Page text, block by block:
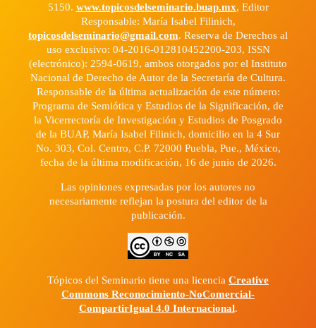
5150. www.topicosdelseminario.buap.mx, Editor
Responsable: María Isabel Filinich,
topicosdelseminario@gmail.com. Reserva de Derechos al
uso exclusivo: 04-2016-012810452200-203, ISSN
(electrónico): 2594-0619, ambos otorgados por el Instituto
Nacional de Derecho de Autor de la Secretaría de Cultura.
Responsable de la última actualización de este número:
Programa de Semiótica y Estudios de la Significación, de
la Vicerrectoría de Investigación y Estudios de Posgrado
de la BUAP, María Isabel Filinich, domicilio en la 4 Sur
No. 303, Col. Centro, C.P. 72000 Puebla, Pue., México,
fecha de la última modificación, 16 de junio de 2026.
Las opiniones expresadas por los autores no
necesariamente reflejan la postura del editor de la
publicación.
Tópicos del Seminario tiene una licencia Creative
Commons Reconocimiento-NoComercial-
CompartirIgual 4.0 Internacional.